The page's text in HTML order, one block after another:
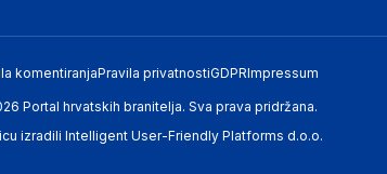
komentiranjaPravila privatnostiGDPRImpressum
Portal hrvatskih branitelja. Sva prava pridržana.
izradili Intelligent User-Friendly Platforms d.o.o.